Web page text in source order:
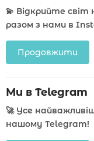
💫 Відкрийте
разом з нами в
Продовжити
Ми в Telegram
🚀 Усе
нашому Telegram!